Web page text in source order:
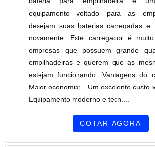
equipamento voltado para as
desejam suas baterias carregadas e
novamente. Este carregador é
empresas que possuem grande
empilhadeiras e querem que as
estejam funcionando. Vantagens do
Maior economia; - Um excelente custo
Equipamento moderno e tecn....
COTAR AGORA